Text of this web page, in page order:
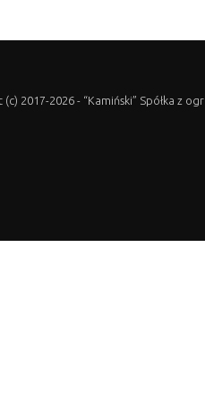
(c) 2017-2026 - “Kamiński” Spółka z